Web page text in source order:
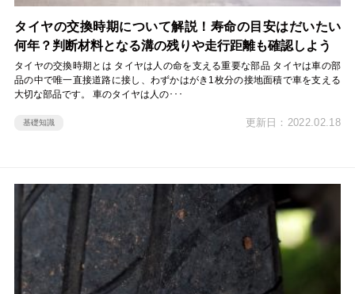
タイヤの交換時期について解説！寿命の目安はだいたい
何年？判断材料となる溝の残りや走行距離も確認しよう
タイヤの交換時期とは タイヤは人の命を支える重要な部品 タイヤは車の部
品の中で唯一直接道路に接し、わずかはがき1枚分の接地面積で車を支える
大切な部品です。 車のタイヤは人の･･･
基礎知識 更新日：2022.02.18